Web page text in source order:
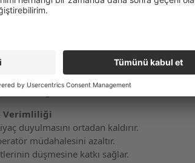
Kesme Performansı
soğutma ve yağlamayı maksimum
ve tıkanma sorunları minimize edilir.
sağlar.
Verimliliği
duyulmasını ortadan kaldırır.
müdahalesini azaltır.
düşmesine katkı sağlar.